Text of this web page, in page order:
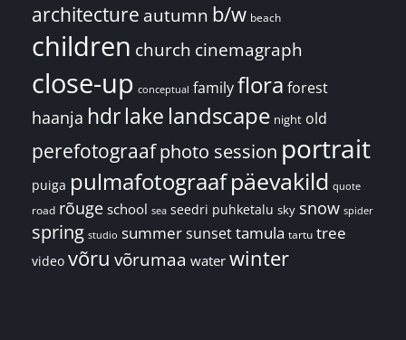
architecture autumn b/w beach
children church cinemagraph
close-up conceptual familyflora forest
haanja hdrlake landscape night old
perefotograafphoto session portrait
puiga pulmafotograafpäevakild quote
road rõuge school sea seedri puhketalu sky snow spider
spring studio summersunsettamula tartu tree
video võru võrumaa water winter